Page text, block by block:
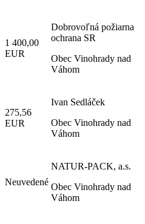
1 400,00
EUR
Dobrovoľná požiarna
ochrana SR
Obec Vinohrady nad
Váhom
275,56
EUR
Ivan Sedláček
Obec Vinohrady nad
Váhom
Neuvedené
NATUR-PACK, a.s.
Obec Vinohrady nad
Váhom